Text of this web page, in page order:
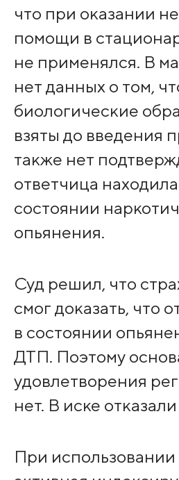
что при оказании
помощи в
не применялся. В
нет данных о том,
биологические
взяты до введения
также нет
ответчица
состоянии
опьянения.
Суд решил, что
смог доказать, что
в состоянии
ДТП. Поэтому
удовлетворения
нет. В иске
При